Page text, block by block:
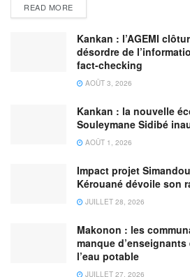
READ MORE
Kankan : l’AGEMI
désordre de
fact-checking
AOÛT 3, 2026
Kankan : la nouvelle
Souleymane Sidibé
AOÛT 1, 2026
Impact projet
Kérouané dévoile son
JUILLET 28, 2026
Makonon : les
manque
l’eau potable
JUILLET 27, 2026